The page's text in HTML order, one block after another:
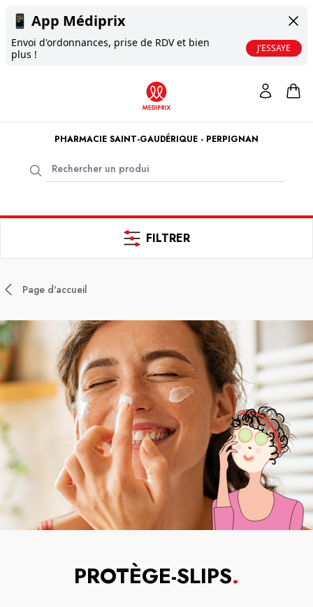
📱 App Médiprix
Envoi d'ordonnances, prise de RDV et bien
plus !
J'ESSAYE
PHARMACIE SAINT-GAUDÉRIQUE - PERPIGNAN
FILTRER
Page d'accueil
PROTÈGE-SLIPS.